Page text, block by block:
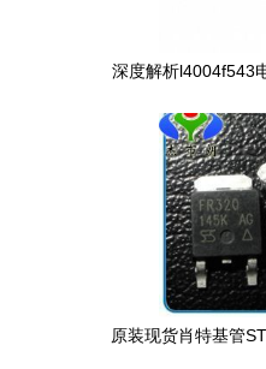
深度解析l4004f543
原装现货肖特基管